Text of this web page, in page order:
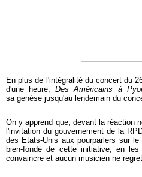
En plus de l'intégralité du concert du
d'une heure,Des Américains à
sa genèse jusqu'au lendemain du
On y apprend que, devant la réaction
l'invitation du gouvernement de la
des Etats-Unis aux pourparlers sur
bien-fondé de cette initiative, en
convaincre et aucun musicien ne